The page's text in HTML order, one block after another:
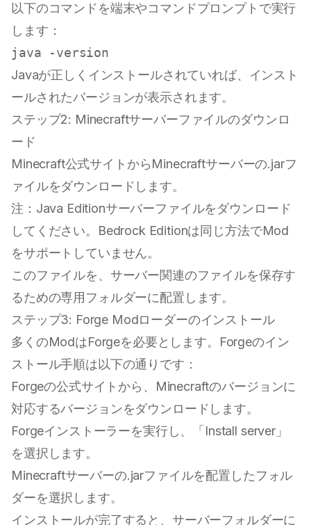
以下のコマンドを端末やコマンドプロンプトで実行
します：
Javaが正しくインストールされていれば、インスト
ールされたバージョンが表示されます。
ステップ2: Minecraftサーバーファイルのダウンロ
ード
Minecraft公式サイトからMinecraftサーバーの.jarフ
ァイルをダウンロードします。
注：Java Editionサーバーファイルをダウンロード
してください。Bedrock Editionは同じ方法でMod
をサポートしていません。
このファイルを、サーバー関連のファイルを保存す
るための専用フォルダーに配置します。
ステップ3: Forge Modローダーのインストール
多くのModはForgeを必要とします。Forgeのイン
ストール手順は以下の通りです：
Forgeの公式サイトから、Minecraftのバージョンに
対応するバージョンをダウンロードします。
Forgeインストーラーを実行し、「Install server」
を選択します。
Minecraftサーバーの.jarファイルを配置したフォル
ダーを選択します。
インストールが完了すると、サーバーフォルダーに